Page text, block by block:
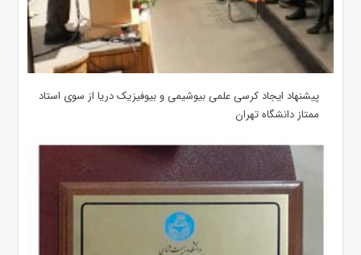
پیشنهاد ایجاد کرسی علمی بیوشیمی و بیوفیزیک دریا از سوی استاد
ممتاز دانشگاه تهران